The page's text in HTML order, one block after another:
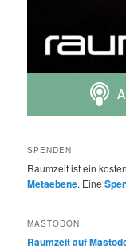
SPENDEN
Raumzeit ist ein
Metaebene. Eine
MASTODON
Raumzeit auf